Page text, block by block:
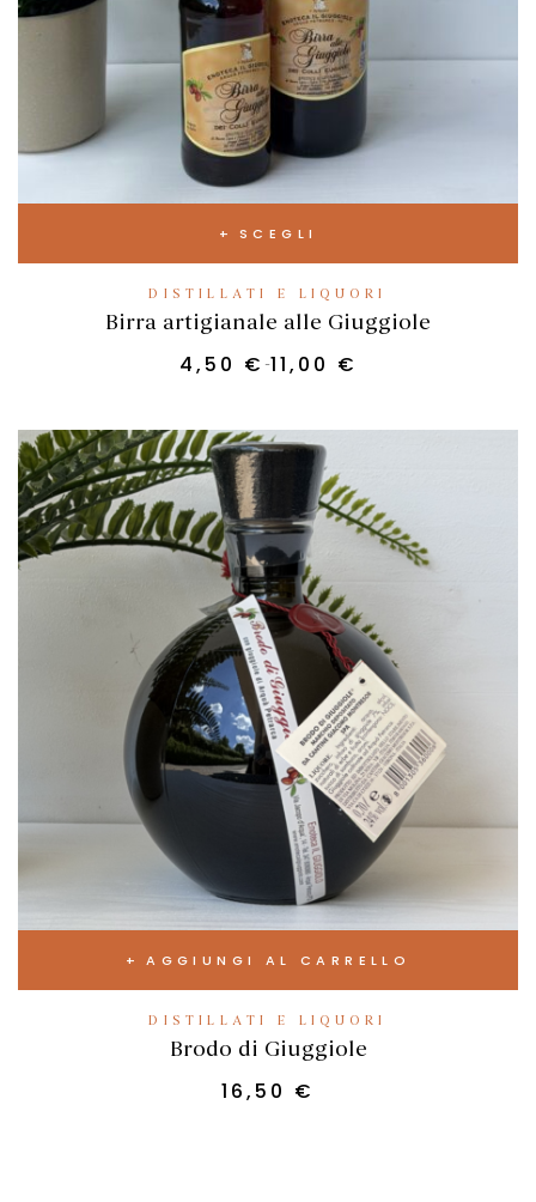
SCEGLI
DISTILLATI E LIQUORI
Birra artigianale alle Giuggiole
4,50 € -11,00 €
AGGIUNGI AL CARRELLO
DISTILLATI E LIQUORI
Brodo di Giuggiole
16,50 €